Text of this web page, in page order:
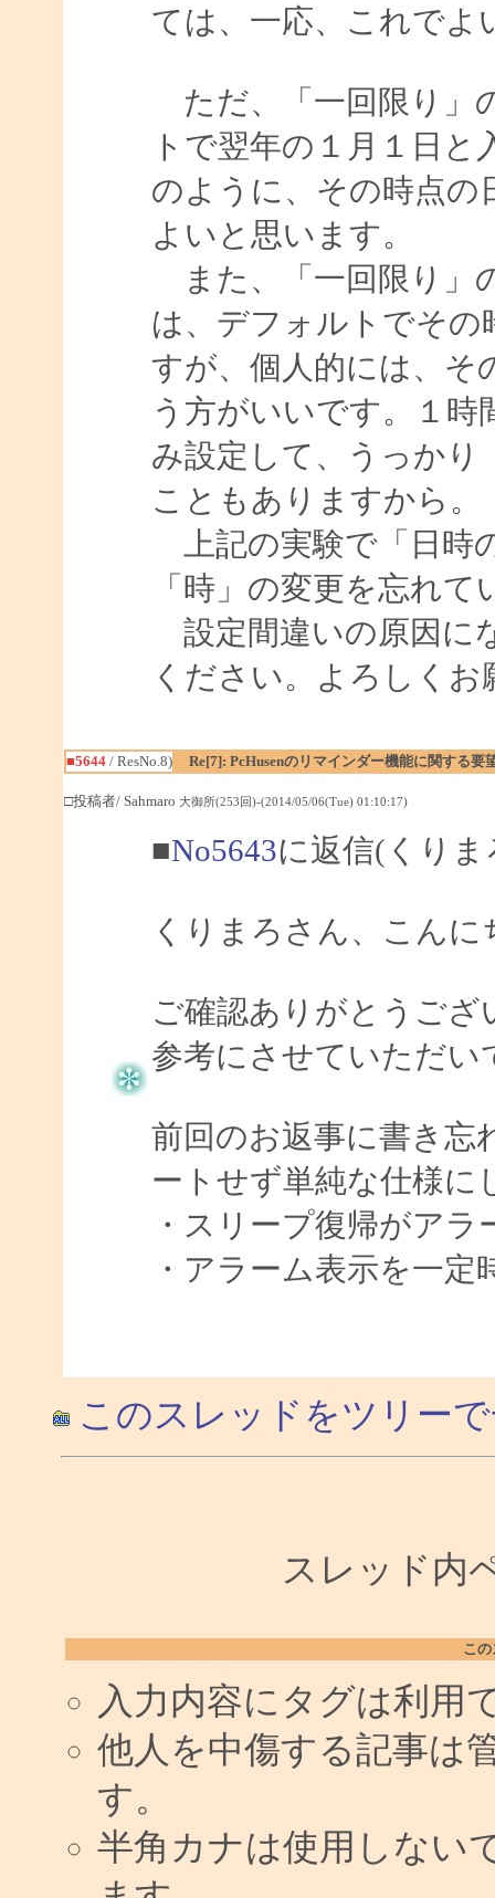
ては、一応、これでよ
ただ、「一回限り」
トで翌年の１月１日
のように、その時点の
よいと思います。
また、「一回限り」
は、デフォルトでその
すが、個人的には、そ
う方がいいです。１時
み設定して、うっかり
こともありますから。
上記の実験で「日時
「時」の変更を忘れ
設定間違いの原因に
ください。よろしくお
■5644/ ResNo.8) Re[7]: PcHusenのリマインダー機能に関する要
□投稿者/ Sahmaro 大御所(253回)-(2014/05/06(Tue) 01:10:17)
■No5643に返信(くり
くりまろさん、こんに
ご確認ありがとうござ
参考にさせていただい
前回のお返事に書き忘
ートせず単純な仕様に
・スリープ復帰がア
・アラーム表示を一定
このスレッドをツリー
スレッド内
こ
入力内容にタグは利用
他人を中傷する記事は
す。
半角カナは使用しない